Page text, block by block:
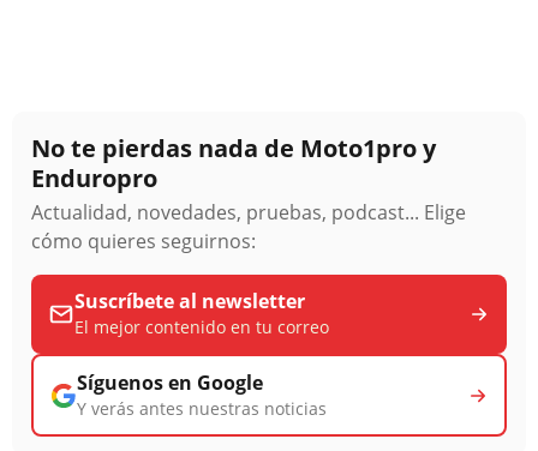
No te pierdas nada de Moto1pro y
Enduropro
Actualidad, novedades, pruebas, podcast... Elige
cómo quieres seguirnos:
Suscríbete al newsletter
El mejor contenido en tu correo
Síguenos en Google
Y verás antes nuestras noticias